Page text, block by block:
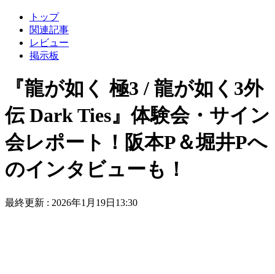
トップ
関連記事
レビュー
掲示板
『龍が如く 極3 / 龍が如く3外
伝 Dark Ties』体験会・サイン
会レポート！阪本P＆堀井Pへ
のインタビューも！
最終更新 : 2026年1月19日13:30